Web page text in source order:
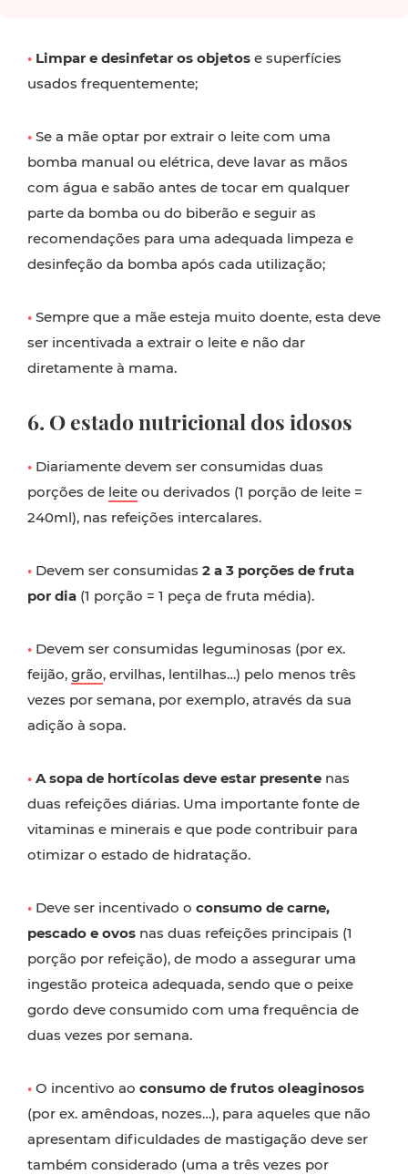
• Limpar e desinfetar os objetos e superfícies
usados frequentemente;
• Se a mãe optar por extrair o leite com uma
bomba manual ou elétrica, deve lavar as mãos
com água e sabão antes de tocar em qualquer
parte da bomba ou do biberão e seguir as
recomendações para uma adequada limpeza e
desinfeção da bomba após cada utilização;
• Sempre que a mãe esteja muito doente, esta deve
ser incentivada a extrair o leite e não dar
diretamente à mama.
6. O estado nutricional dos idosos
• Diariamente devem ser consumidas duas
porções de leite ou derivados (1 porção de leite =
240ml), nas refeições intercalares.
• Devem ser consumidas 2 a 3 porções de fruta
por dia (1 porção = 1 peça de fruta média).
• Devem ser consumidas leguminosas (por ex.
feijão, grão, ervilhas, lentilhas…) pelo menos três
vezes por semana, por exemplo, através da sua
adição à sopa.
• A sopa de hortícolas deve estar presente nas
duas refeições diárias. Uma importante fonte de
vitaminas e minerais e que pode contribuir para
otimizar o estado de hidratação.
• Deve ser incentivado o consumo de carne,
pescado e ovos nas duas refeições principais (1
porção por refeição), de modo a assegurar uma
ingestão proteica adequada, sendo que o peixe
gordo deve consumido com uma frequência de
duas vezes por semana.
• O incentivo ao consumo de frutos oleaginosos
(por ex. amêndoas, nozes…), para aqueles que não
apresentam dificuldades de mastigação deve ser
também considerado (uma a três vezes por